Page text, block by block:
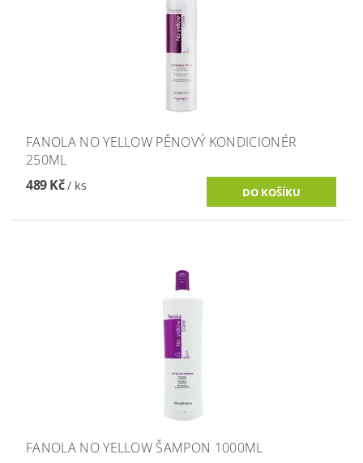
FANOLA NO YELLOW PĚNOVÝ KONDICIONÉR
250ML
489 Kč/ ks
FANOLA NO YELLOW ŠAMPON 1000ML